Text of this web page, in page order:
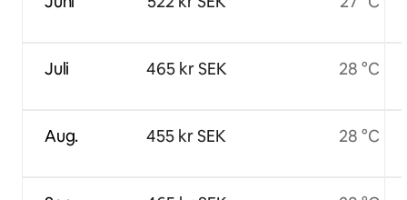
Juli
Aug.
465 kr SEK
455 kr SEK
28 °C
28 °C